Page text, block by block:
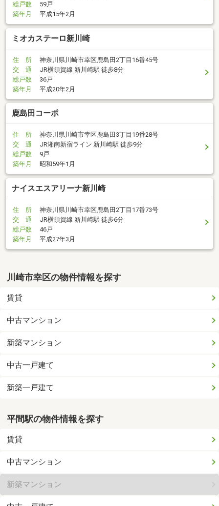
総戸数
59戸
築年月
平成15年2月
ミオカステーロ新川崎
住 所
神奈川県川崎市幸区鹿島田2丁目16番45号
交 通
JR横須賀線 新川崎駅 徒歩8分
総戸数
36戸
築年月
平成20年2月
鹿島田コーポ
住 所
神奈川県川崎市幸区鹿島田3丁目19番28号
交 通
JR湘南新宿ライン 新川崎駅 徒歩9分
総戸数
9戸
築年月
昭和59年1月
ナイスエスアリーナ新川崎
住 所
神奈川県川崎市幸区鹿島田2丁目17番73号
交 通
JR横須賀線 新川崎駅 徒歩6分
総戸数
46戸
築年月
平成27年3月
川崎市幸区の物件情報を探す
賃貸
中古マンション
新築マンション
中古一戸建て
新築一戸建て
平間駅の物件情報を探す
賃貸
中古マンション
新築マンション